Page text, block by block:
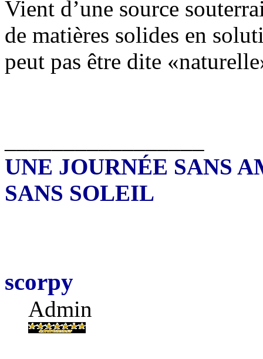
Vient d’une source
de matières solides en
peut pas être dite
UNE JOURNÉE SANS
SANS SOLEIL
scorpy
Admin